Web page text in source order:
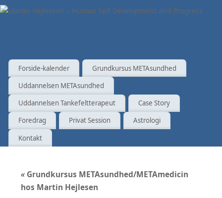
Forside-kalender
Grundkursus METAsundhed
Uddannelsen METAsundhed
Uddannelsen Tankefeltterapeut
Case Story
Foredrag
Privat Session
Astrologi
Kontakt
« Grundkursus METAsundhed/METAmedicin
hos Martin Hejlesen